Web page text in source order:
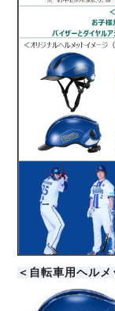
＜自転車用ヘル